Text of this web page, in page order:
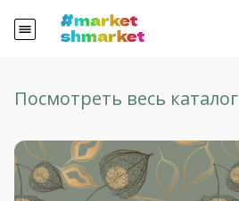
Посмотреть весь каталог